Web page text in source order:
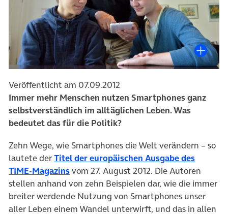
Veröffentlicht am 07.09.2012
Immer mehr Menschen nutzen Smartphones ganz
selbstverständlich im alltäglichen Leben. Was
bedeutet das für die Politik?
Zehn Wege, wie Smartphones die Welt verändern – so
lautete derTitel der europäischen Ausgabe des
TIME-Magazinsvom 27. August 2012. Die Autoren
stellen anhand von zehn Beispielen dar, wie die immer
breiter werdende Nutzung von Smartphones unser
aller Leben einem Wandel unterwirft, und das in allen